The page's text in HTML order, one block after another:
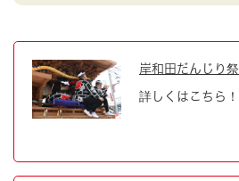
岸和田だんじり祭
詳しくはこちら！